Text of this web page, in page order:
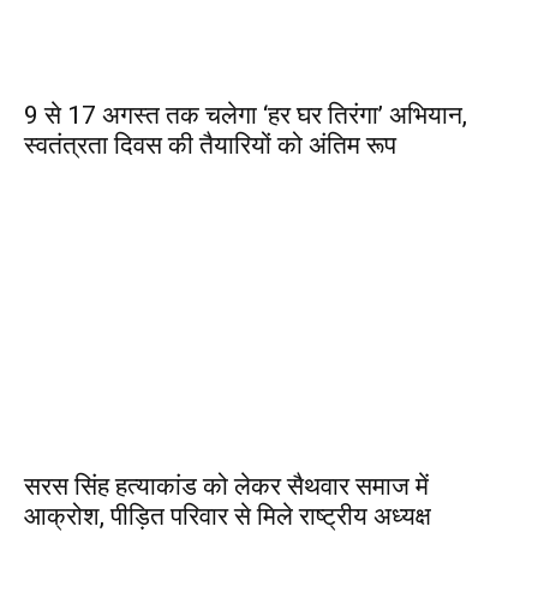
9 से 17 अगस्त तक चलेगा ‘हर घर तिरंगा’ अभियान,
स्वतंत्रता दिवस की तैयारियों को अंतिम रूप
सरस सिंह हत्याकांड को लेकर सैथवार समाज में
आक्रोश, पीड़ित परिवार से मिले राष्ट्रीय अध्यक्ष